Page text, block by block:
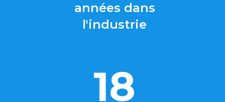
années dans
l'industrie
18